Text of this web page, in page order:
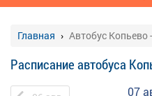
Главная Автобус Копьево
Расписание автобуса
07